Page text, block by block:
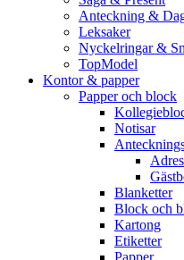
Anteckning &
Leksaker
Nyckelringar &
TopModel
Kontor & papper
Papper och block
Notisar
Blanketter
Block och
Kartong
Etiketter
Papper